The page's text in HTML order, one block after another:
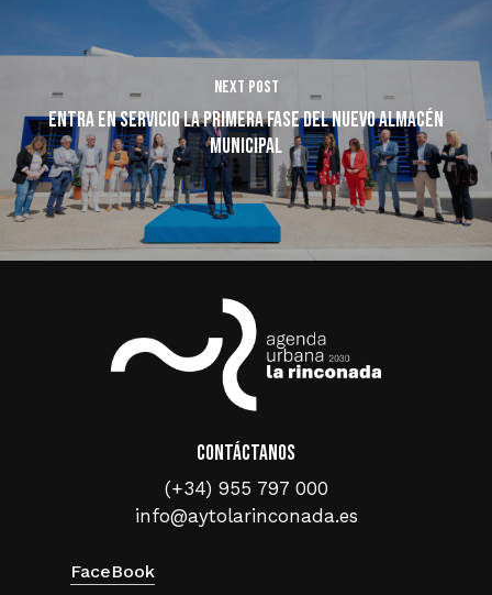
Next Post
Entra en servicio la primera fase del Nuevo Almacén
Municipal
Contáctanos
(+34) 955 797 000
info@aytolarinconada.es
FaceBook